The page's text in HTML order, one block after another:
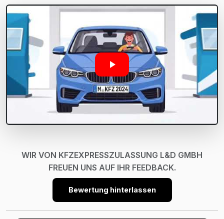
WIR VON KFZEXPRESSZULASSUNG L&D GMBH
FREUEN UNS AUF IHR FEEDBACK.
Bewertung hinterlassen